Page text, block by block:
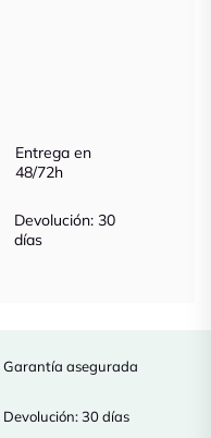
Entrega en
48/72h
Devolución: 30
días
Garantía asegurada
Devolución: 30 días